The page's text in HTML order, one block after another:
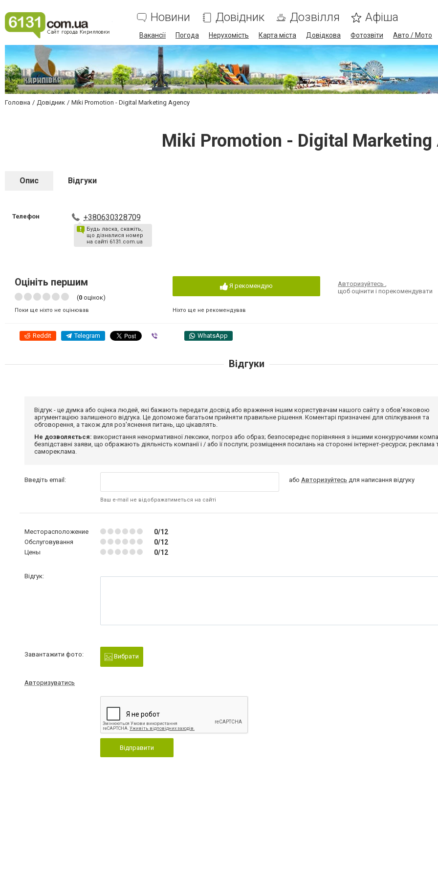
Новини Довідник Дозвілля Афіша
Вакансії Погода Нерухомість Карта міста Довідкова Фотозвіти Авто / Мото
Головна Довідник Miki Promotion - Digital Marketing Agency
Miki Promotion - Digital Marketing
Опис Відгуки
Телефон +380630328709
Будь ласка, скажіть,
що дізналися номер
на сайті 6131.com.ua
Оцініть першим
(0 оцінок)
Поки ще ніхто не оцінював
Я рекомендую
Ніхто ще не рекомендував
Авторизуйтесь,
щоб оцінити і порекомендувати
Reddit Telegram WhatsApp
Відгуки
Відгук - це думка або оцінка людей, які бажають передати досвід або враження іншим користувачам нашого сайту з обов'язковою
аргументацією залишеного відгука. Це допоможе багатьом прийняти правильне рішення. Коментарі призначені для спілкування та
обговорення, а також для роз'яснення питань, що цікавлять.
Не дозволяється: використання ненормативної лексики, погроз або образ; безпосереднє порівняння з іншими конкуруючими
безпідставні заяви, що ображають діяльність компанії і / або її послуги; розміщення посилань на сторонні інтернет-ресурси; реклама
самореклама.
Введіть email:
Ваш e-mail не відображатиметься на сайті
абоАвторизуйтесь для написання відгуку
Месторасположение 0/12
Обслуговування 0/12
Цены 0/12
Відгук:
Завантажити фото: Вибрати
Авторизуватись
Відправити